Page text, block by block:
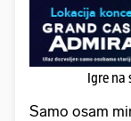
Igre na
Samo osam